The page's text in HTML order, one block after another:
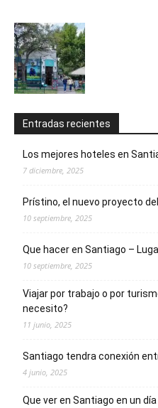
Entradas recientes
Los mejores hoteles en
7 diciembre, 2025
Prístino, el nuevo proyecto
10 septiembre, 2025
Que hacer en Santiago –
10 septiembre, 2025
Viajar por trabajo o por
necesito?
11 junio, 2025
Santiago tendra conexión
4 junio, 2025
Que ver en Santiago en un